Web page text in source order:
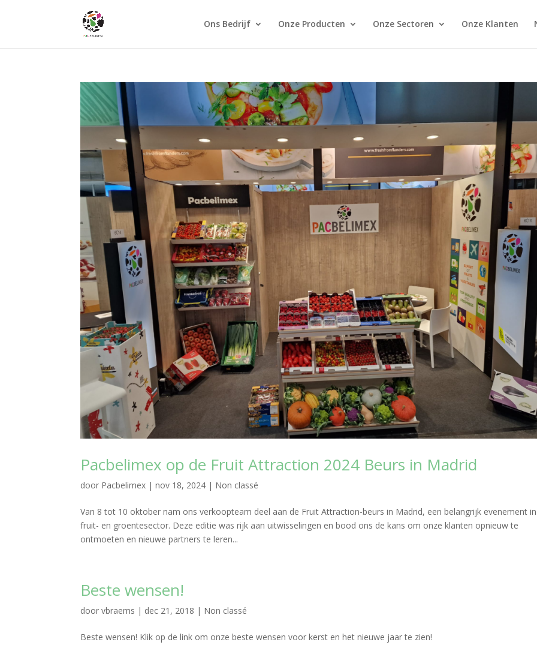
Ons Bedrijf Onze Producten Onze Sectoren Onze Klanten
Pacbelimex op de Fruit Attraction 2024 Beurs in Madrid
door Pacbelimex |nov 18, 2024 | Non classé
Van 8 tot 10 oktober nam ons verkoopteam deel aan de Fruit Attraction-beurs in Madrid, een belangrijk evenement
fruit- en groentesector. Deze editie was rijk aan uitwisselingen en bood ons de kans om onze klanten opnieuw te
ontmoeten en nieuwe partners te leren...
Beste wensen!
doorvbraems | dec 21, 2018 | Non classé
Beste wensen! Klik op de link om onze beste wensen voor kerst en het nieuwe jaar te zien!